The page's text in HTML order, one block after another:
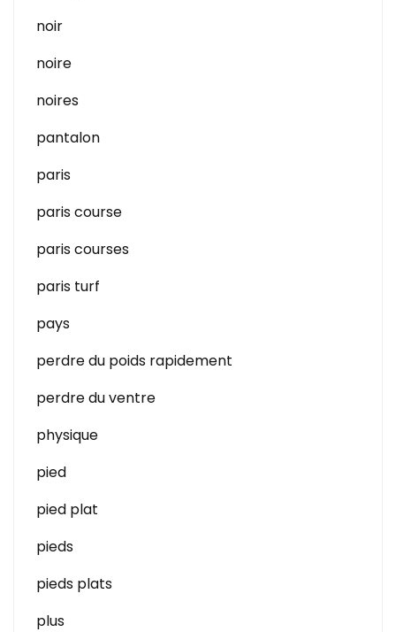
noir
noire
noires
pantalon
paris
paris course
paris courses
paris turf
pays
perdre du poids rapidement
perdre du ventre
physique
pied
pied plat
pieds
pieds plats
plus